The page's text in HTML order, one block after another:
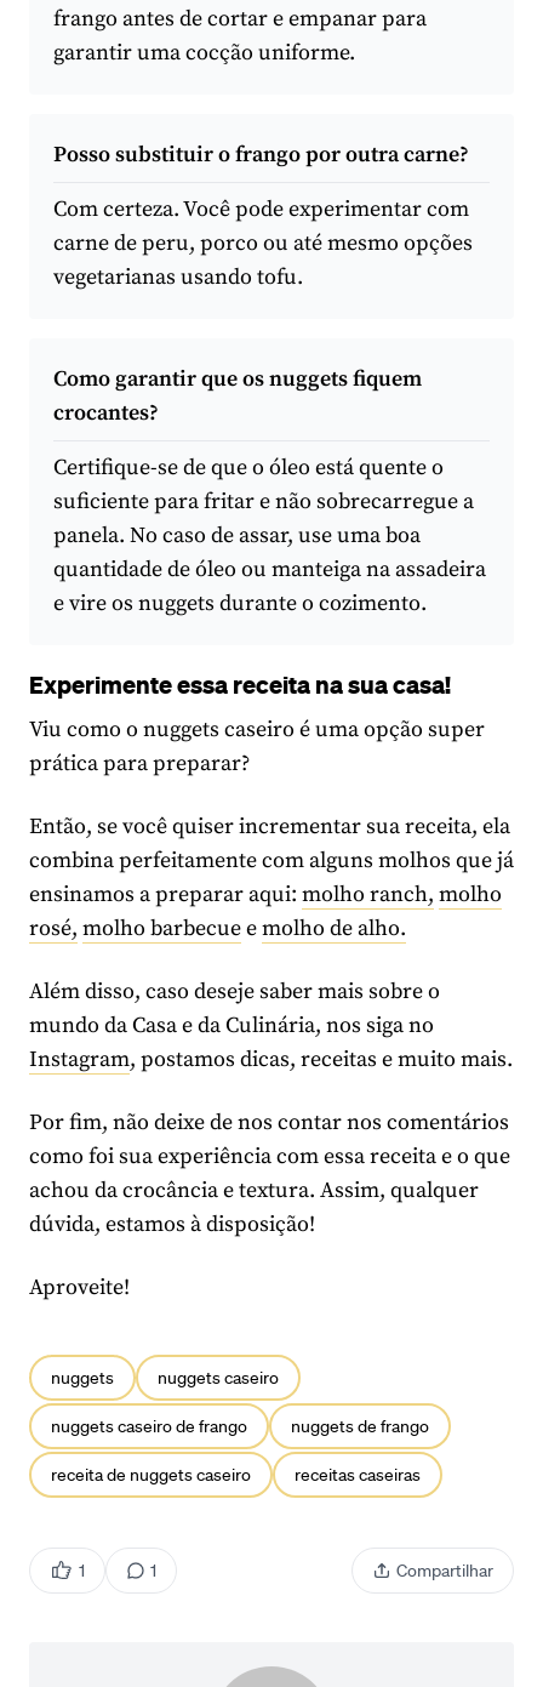
frango antes de cortar e empanar para
garantir uma cocção uniforme.
Posso substituir o frango por outra carne?
Com certeza. Você pode experimentar com
carne de peru, porco ou até mesmo opções
vegetarianas usando tofu.
Como garantir que os nuggets fiquem
crocantes?
Certifique-se de que o óleo está quente o
suficiente para fritar e não sobrecarregue a
panela. No caso de assar, use uma boa
quantidade de óleo ou manteiga na assadeira
e vire os nuggets durante o cozimento.
Experimente essa receita na sua casa!
Viu como o nuggets caseiro é uma opção super
prática para preparar?
Então, se você quiser incrementar sua receita, ela
combina perfeitamente com alguns molhos que já
ensinamos a preparar aqui: molho ranch, molho
rosé, molho barbecueemolho de alho.
Além disso, caso deseje saber mais sobre o
mundo da Casa e da Culinária, nos siga no
Instagram, postamos dicas, receitas e muito mais.
Por fim, não deixe de nos contar nos comentários
como foi sua experiência com essa receita e o que
achou da crocância e textura. Assim, qualquer
dúvida, estamos à disposição!
Aproveite!
nuggets nuggets caseiro
nuggets caseiro de frango nuggets de frango
receita de nuggets caseiro receitas caseiras
1 1 Compartilhar